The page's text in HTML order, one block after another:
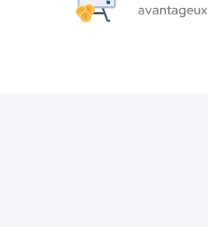
avantageux